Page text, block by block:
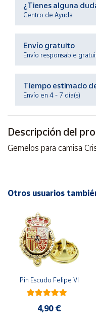
populares
Bono
vendedores
Las
Market
Ayuda
Centro
de ayuda
Contacto
Vendedores
¿Tienes alguna
Centro de Ayuda
Envío gratuito
Envío responsable
Tiempo estimado
Envío en 4 - 7 día(s)
Descripción del
Gemelos para camisa
Otros usuarios
Pin Escudo Felipe VI
4,90 €